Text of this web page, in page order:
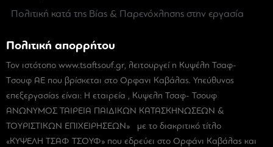
Πολιτική κατά της Βίας & Παρενόχλησης στην εργασία
Πολιτική απορρήτου
Τον ιστότοπο www.tsaftsouf.gr, λειτουργεί η Κυψέλη Τσαφ-
Tσουφ ΑΕ που βρίσκεται στο Ορφανι Καβάλας. Υπεύθυνος
επεξεργασίας είναι: Η εταιρεία , Κυψελη Τσαφ- Τσουφ
ΑΝΩΝΥΜΟΣ ΤΑΙΡΕΙΑ ΠΑΙΔΙΚΩΝ ΚΑΤΑΣΚΗΝΩΣΕΩΝ &
ΤΟΥΡΙΣΤΙΚΩΝ ΕΠΙΧΕΙΡΗΣΕΩΝ» με το διακριτικό τίτλο
«ΚΥΨΕΛΗ ΤΣΑΦ ΤΣΟΥΦ» που εδρεύει στο Ορφάνι Καβάλας και